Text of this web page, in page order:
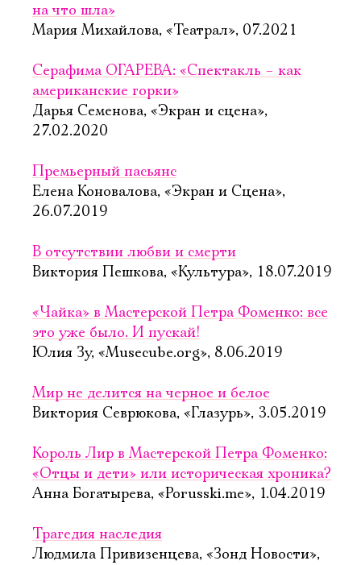
на что шла»
Мария Михайлова, «Театрал», 07.2021
Серафима ОГАРЕВА: «Спектакль – как
американские горки»
Дарья Семенова, «Экран и сцена»,
27.02.2020
Премьерный пасьянс
Елена Коновалова, «Экран и Сцена»,
26.07.2019
В отсутствии любви и смерти
Виктория Пешкова, «Культура», 18.07.2019
«Чайка» в Мастерской Петра Фоменко: все
это уже было. И пускай!
Юлия Зу, «Musecube.org», 8.06.2019
Мир не делится на черное и белое
Виктория Севрюкова, «Глазурь», 3.05.2019
Король Лир в Мастерской Петра Фоменко:
«Отцы и дети» или историческая хроника?
Анна Богатырева, «Porusski.me», 1.04.2019
Трагедия наследия
Людмила Привизенцева, «Зонд Новости»,